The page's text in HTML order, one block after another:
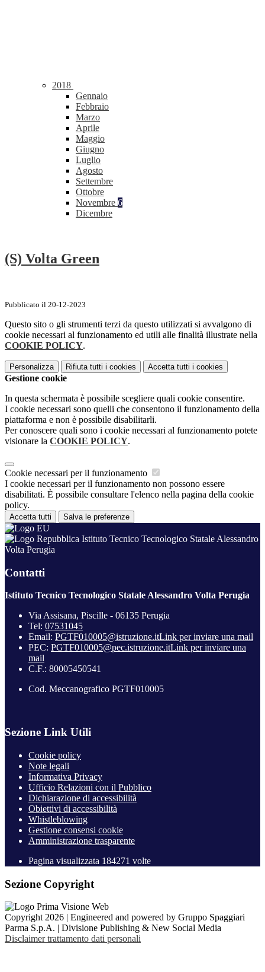
2018
Gennaio
Febbraio
Marzo
Aprile
Maggio
Giugno
Luglio
Agosto
Settembre
Ottobre
Novembre 6
Dicembre
(S) Volta Green
Pubblicato il 20-12-2023
Questo sito o gli strumenti terzi da questo utilizzati si avvalgono di
cookie necessari al funzionamento ed utili alle finalità illustrate nella
COOKIE POLICY.
Personalizza Rifiuta tutti i cookies Accetta tutti i cookies
Gestione cookie
In questa schermata è possibile scegliere quali cookie consentire.
I cookie necessari sono quelli che consentono il funzionamento della
piattaforma e non è possibile disabilitarli.
Per conoscere quali sono i cookie necessari al funzionamento potete
visionare la COOKIE POLICY.
Cookie necessari per il funzionamento
I cookie necessari per il funzionamento non possono essere
disabilitati. È possibile consultare l'elenco nella pagina della cookie
policy.
Accetta tutti Salva le preferenze
Istituto Tecnico Tecnologico Statale Alessandro
Volta Perugia
Contatti
Istituto Tecnico Tecnologico Statale Alessandro Volta Perugia
Via Assisana, Piscille - 06135 Perugia
Tel: 07531045
Email: PGTF010005@istruzione.itLink per inviare una mail
PEC: PGTF010005@pec.istruzione.itLink per inviare una
mail
C.F.: 80005450541
Cod. Meccanografico PGTF010005
Sezione Link Utili
Cookie policy
Note legali
Informativa Privacy
Ufficio Relazioni con il Pubblico
Dichiarazione di accessibilità
Obiettivi di accessibilità
Whistleblowing
Gestione consensi cookie
Amministrazione trasparente
Pagina visualizzata 184271 volte
Sezione Copyright
Copyright 2026 | Engineered and powered by Gruppo Spaggiari
Parma S.p.A. | Divisione Publishing & New Social Media
Disclaimer trattamento dati personali